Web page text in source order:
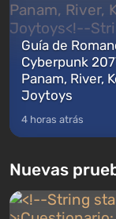
Guía de
Cyberpunk
Panam, River,
Joytoys
4 horas atrás
Nuevas